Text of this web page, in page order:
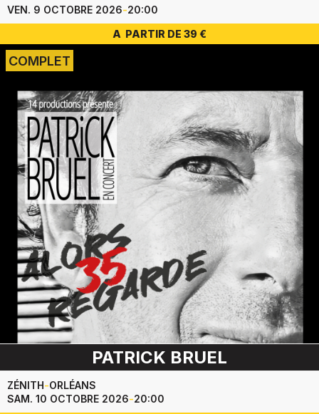
VEN. 9 OCTOBRE 2026-20:00
A PARTIR DE 39 €
COMPLET
PATRICK BRUEL
ZÉNITH-ORLÉANS
SAM. 10 OCTOBRE 2026-20:00